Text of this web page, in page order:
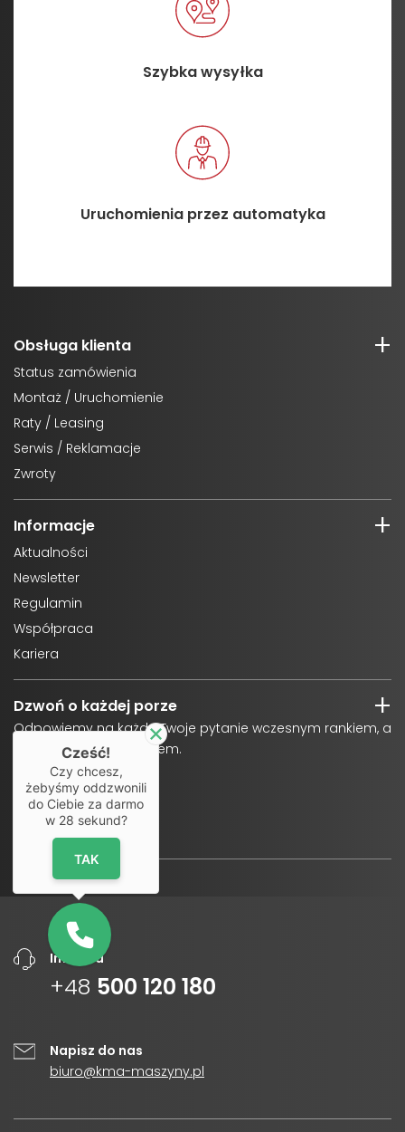
Szybka wysyłka
Uruchomienia przez automatyka
Obsługa klienta
Status zamówienia
Montaż / Uruchomienie
Raty / Leasing
Serwis / Reklamacje
Zwroty
Informacje
Aktualności
Newsletter
Regulamin
Współpraca
Kariera
Dzwoń o każdej porze
Odpowiemy na każde Twoje pytanie wczesnym rankiem, a
także późnym wieczorem.
Infolinia
+48 500 120 180
Napisz do nas
biuro@kma-maszyny.pl
Cześć!
Czy chcesz,
żebyśmy oddzwonili
do Ciebie za darmo
w 28 sekund?
TAK